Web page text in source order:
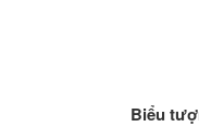
Biểu